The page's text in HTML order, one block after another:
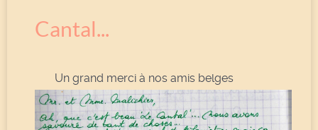
Cantal...
Un grand merci à nos amis belges